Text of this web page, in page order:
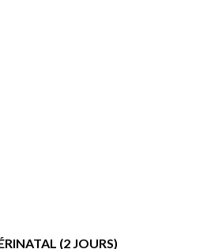
(2 JOURS)